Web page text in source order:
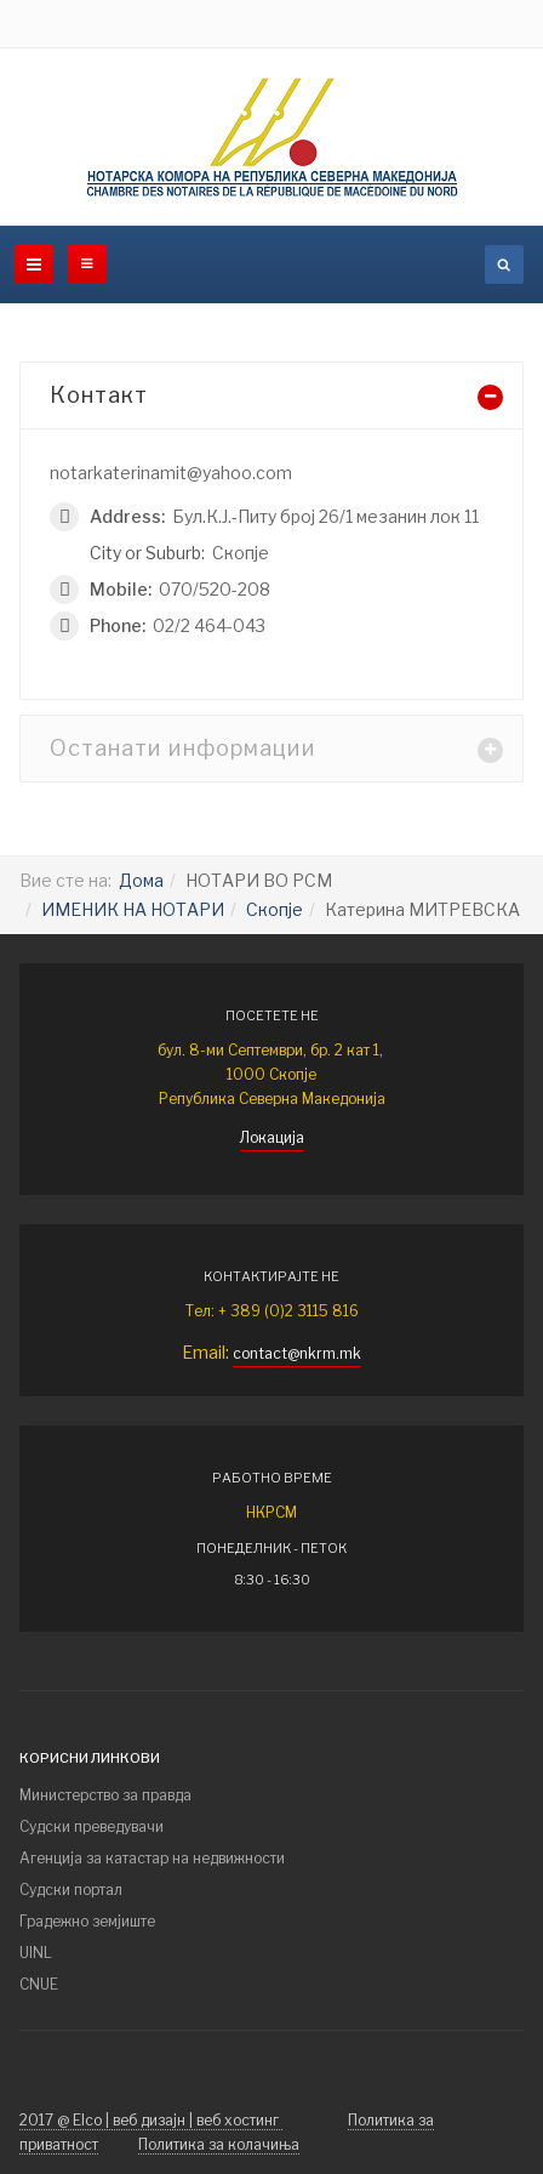
Контакт
notarkaterinamit@yahoo.com
Address: Бул.К.Ј.-Питу број 26/1 мезанин лок 11
City or Suburb: Скопје
Mobile: 070/520-208
Phone: 02/2 464-043
Останати информации
Вие сте на: Дома
НОТАРИ ВО РСМ
ИМЕНИК НА НОТАРИ
Скопје Катерина МИТРЕВСКА
ПОСЕТЕТЕ НЕ
бул. 8-ми Септември, бр. 2 кат 1,
1000 Скопје
Република Северна Македонија
Локација
КОНТАКТИРАЈТЕ НЕ
Тел: + 389 (0)2 3115 816
Email: contact@nkrm.mk
РАБОТНО ВРЕМЕ
НКРСМ
ПОНЕДЕЛНИК - ПЕТОК
8:30 - 16:30
КОРИСНИ ЛИНКОВИ
Министерство за правда
Судски преведувачи
Агенција за катастар на недвижности
Судски портал
Градежно земјиште
UINL
CNUE
2017 @ Elco | веб дизајн | веб хостинг
Политика за
приватност
Политика за колачиња